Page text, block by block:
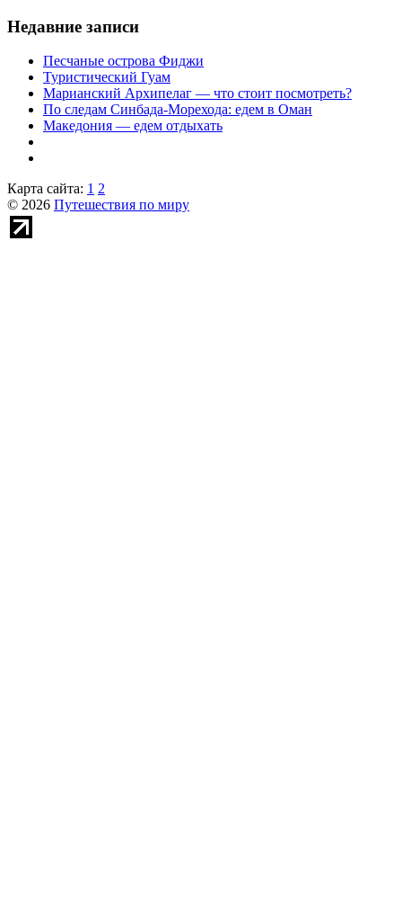
Недавние записи
Песчаные острова Фиджи
Туристический Гуам
Марианский Архипелаг — что стоит посмотреть?
По следам Синбада-Морехода: едем в Оман
Македония — едем отдыхать
Карта сайта: 1 2
© 2026 Путешествия по миру